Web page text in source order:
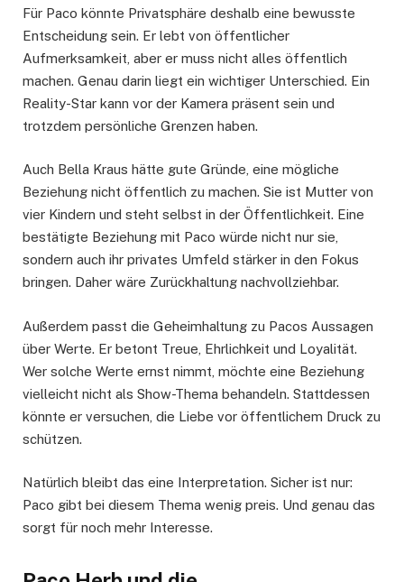
Für Paco könnte Privatsphäre deshalb eine bewusste
Entscheidung sein. Er lebt von öffentlicher
Aufmerksamkeit, aber er muss nicht alles öffentlich
machen. Genau darin liegt ein wichtiger Unterschied. Ein
Reality-Star kann vor der Kamera präsent sein und
trotzdem persönliche Grenzen haben.
Auch Bella Kraus hätte gute Gründe, eine mögliche
Beziehung nicht öffentlich zu machen. Sie ist Mutter von
vier Kindern und steht selbst in der Öffentlichkeit. Eine
bestätigte Beziehung mit Paco würde nicht nur sie,
sondern auch ihr privates Umfeld stärker in den Fokus
bringen. Daher wäre Zurückhaltung nachvollziehbar.
Außerdem passt die Geheimhaltung zu Pacos Aussagen
über Werte. Er betont Treue, Ehrlichkeit und Loyalität.
Wer solche Werte ernst nimmt, möchte eine Beziehung
vielleicht nicht als Show-Thema behandeln. Stattdessen
könnte er versuchen, die Liebe vor öffentlichem Druck zu
schützen.
Natürlich bleibt das eine Interpretation. Sicher ist nur:
Paco gibt bei diesem Thema wenig preis. Und genau das
sorgt für noch mehr Interesse.